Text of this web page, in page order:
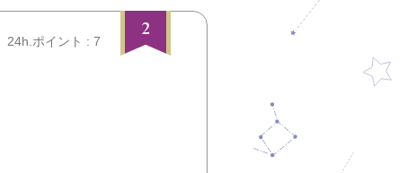
2
24h.ポイント : 7